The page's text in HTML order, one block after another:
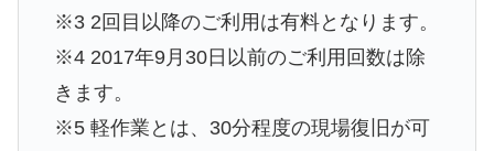
※3 2回目以降のご利用は有料となります。
※4 2017年9月30日以前のご利用回数は除
きます。
※5 軽作業とは、30分程度の現場復旧が可